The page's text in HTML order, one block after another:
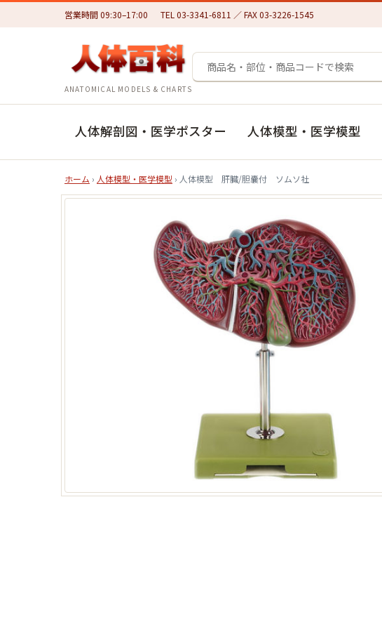
営業時間 09:30–17:00 TEL 03-3341-6811 ／ FAX 03-3226-1545
ANATOMICAL MODELS & CHARTS
人体解剖図・医学ポスター 人体模型・医学模型
ホーム › 人体模型・医学模型 › 人体模型 肝臓/胆嚢付 ソムソ社